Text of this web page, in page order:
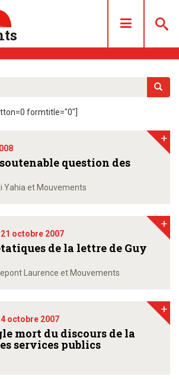
formtitle="0"]
question des
Yahia et Mouvements
+
21 octobre 2007
de la lettre de Guy
Laurence et Mouvements
+
4 octobre 2007
mort du discours de la
services publics
+